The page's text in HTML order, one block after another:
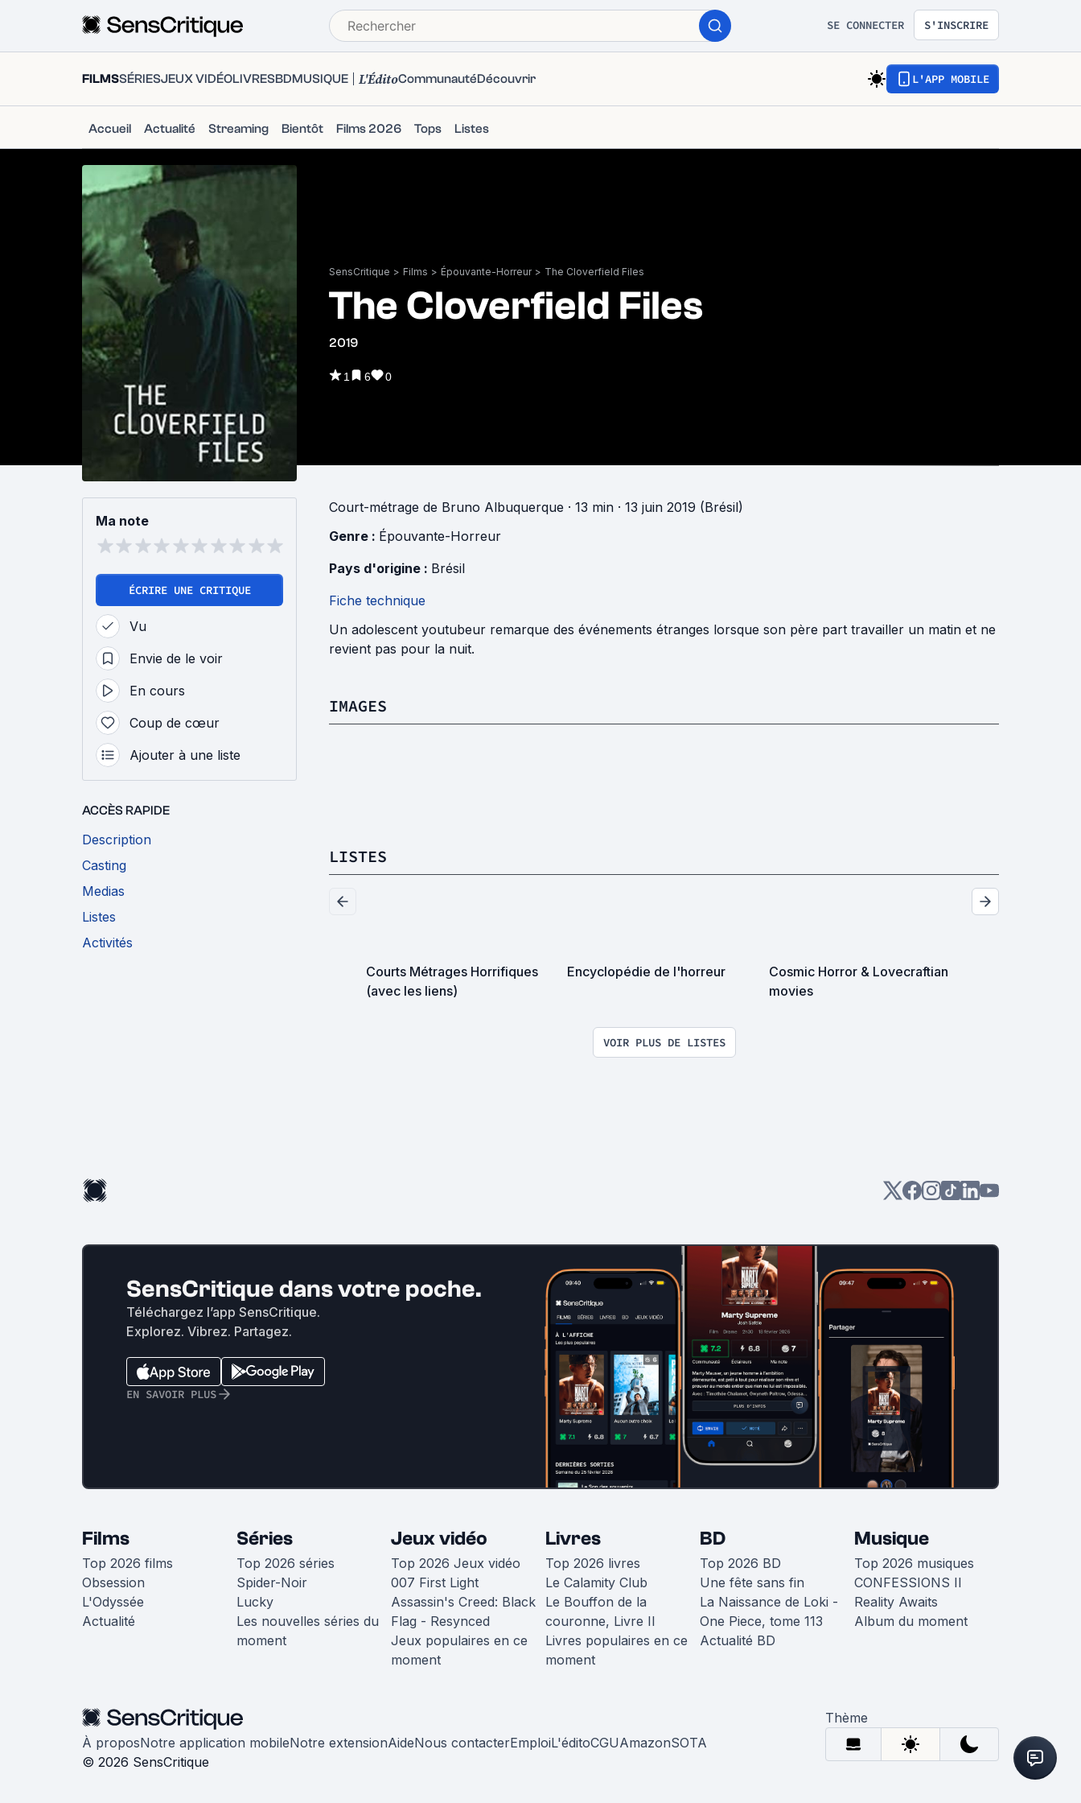
SE CONNECTER S'INSCRIRE
FILMSSÉRIESJEUX VIDÉOLIVRESBDMUSIQUE L'ÉditoCommunautéDécouvrir L'APP MOBILE
Accueil Actualité Streaming Bientôt Films 2026 Tops Listes
SensCritique > Films > Épouvante-Horreur > The Cloverfield Files
The Cloverfield Files
2019
1 6 0
Ma note
ÉCRIRE UNE CRITIQUE
Vu
Envie de le voir
En cours
Coup de cœur
Ajouter à une liste
ACCÈS RAPIDE
Description
Casting
Medias
Listes
Activités
Court-métrage de Bruno Albuquerque · 13 min · 13 juin 2019 (Brésil)
Genre : Épouvante-Horreur
Pays d'origine : Brésil
Fiche technique
Un adolescent youtubeur remarque des événements étranges lorsque son père part travailler un matin et ne
revient pas pour la nuit.
IMAGES
LISTES
Courts Métrages Horrifiques
(avec les liens)
Encyclopédie de l'horreur
Cosmic Horror & Lovecraftian
movies
VOIR PLUS DE LISTES
SensCritique dans votre poche.
Téléchargez l’app SensCritique.
Explorez. Vibrez. Partagez.
EN SAVOIR PLUS
Films
Top 2026 films
Obsession
L'Odyssée
Actualité
Séries
Top 2026 séries
Spider-Noir
Lucky
Les nouvelles séries du
moment
Jeux vidéo
Top 2026 Jeux vidéo
007 First Light
Assassin's Creed: Black
Flag - Resynced
Jeux populaires en ce
moment
Livres
Top 2026 livres
Le Calamity Club
Le Bouffon de la
couronne, Livre II
Livres populaires en ce
moment
BD
Top 2026 BD
Une fête sans fin
La Naissance de Loki -
One Piece, tome 113
Actualité BD
Musique
Top 2026 musiques
CONFESSIONS II
Reality Awaits
Album du moment
À proposNotre application mobileNotre extensionAideNous contacterEmploiL'éditoCGUAmazonSOTA
© 2026 SensCritique
Thème